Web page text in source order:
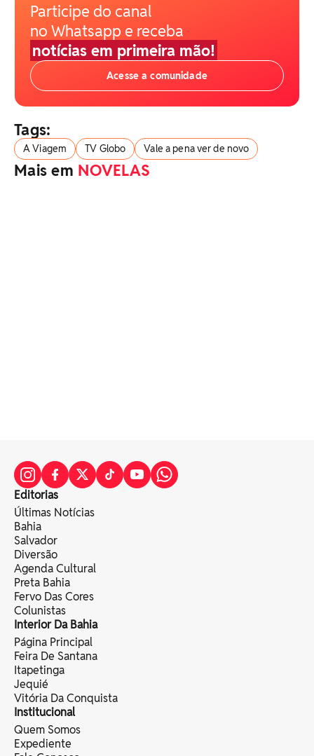
Participe do canal
no Whatsapp e receba
notícias em primeira mão!
Acesse a comunidade
Tags:
A Viagem TV Globo Vale a pena ver de novo
Mais em NOVELAS
Editorias
Últimas Notícias
Bahia
Salvador
Diversão
Agenda Cultural
Preta Bahia
Fervo Das Cores
Colunistas
Interior Da Bahia
Página Principal
Feira De Santana
Itapetinga
Jequié
Vitória Da Conquista
Institucional
Quem Somos
Expediente